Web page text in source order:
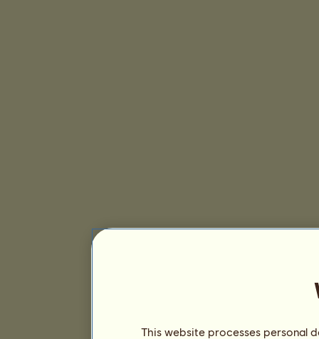
This website processes personal